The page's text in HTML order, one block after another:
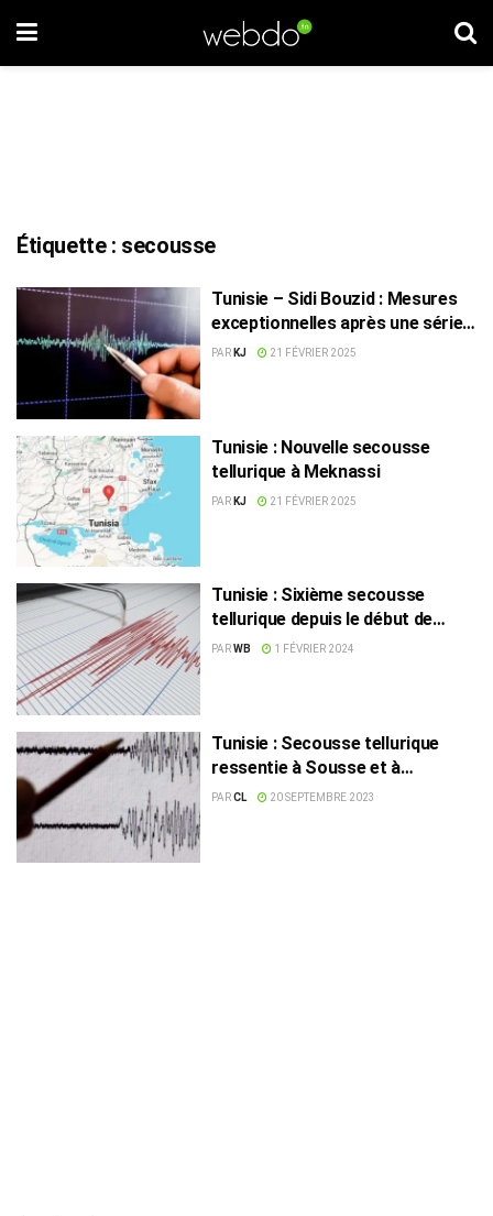
Étiquette : secousse
Tunisie – Sidi Bouzid : Mesures
exceptionnelles après une série
de secousses telluriques
PAR KJ 21 FÉVRIER 2025
Tunisie : Nouvelle secousse
tellurique à Meknassi
PAR KJ 21 FÉVRIER 2025
Tunisie : Sixième secousse
tellurique depuis le début de
l’année !
PARWB 1 FÉVRIER 2024
Tunisie : Secousse tellurique
ressentie à Sousse et à
Monastir
PARCL 20 SEPTEMBRE 2023